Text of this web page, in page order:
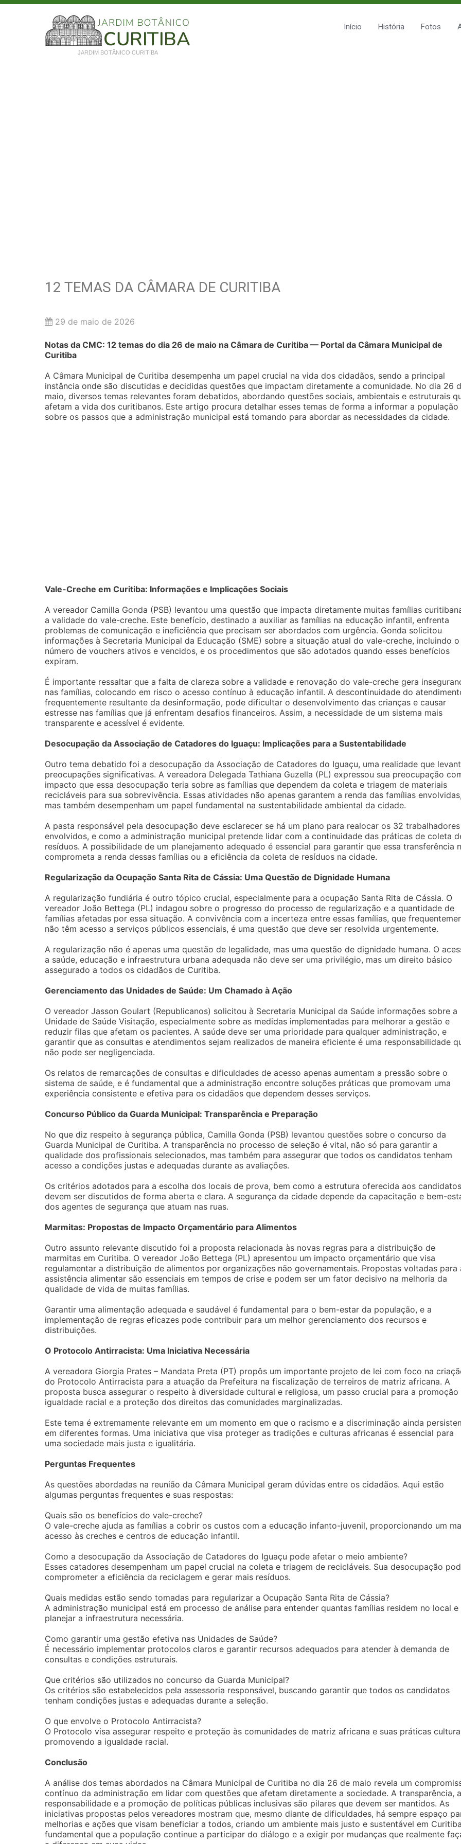
JARDIM BOTÂNICO CURITIBA
Início História Fotos
12 TEMAS DA CÂMARA DE CURITIBA
29 de maio de 2026
Notas da CMC: 12 temas do dia 26 de maio na Câmara de Curitiba — Portal da Câmara Municipal de
Curitiba
A Câmara Municipal de Curitiba desempenha um papel crucial na vida dos cidadãos, sendo a principal
instância onde são discutidas e decididas questões que impactam diretamente a comunidade. No dia 26
maio, diversos temas relevantes foram debatidos, abordando questões sociais, ambientais e estruturais
afetam a vida dos curitibanos. Este artigo procura detalhar esses temas de forma a informar a população
sobre os passos que a administração municipal está tomando para abordar as necessidades da cidade.
Vale-Creche em Curitiba: Informações e Implicações Sociais
A vereador Camilla Gonda (PSB) levantou uma questão que impacta diretamente muitas famílias
a validade do vale-creche. Este benefício, destinado a auxiliar as famílias na educação infantil, enfrenta
problemas de comunicação e ineficiência que precisam ser abordados com urgência. Gonda solicitou
informações à Secretaria Municipal da Educação (SME) sobre a situação atual do vale-creche, incluindo o
número de vouchers ativos e vencidos, e os procedimentos que são adotados quando esses benefícios
expiram.
É importante ressaltar que a falta de clareza sobre a validade e renovação do vale-creche gera
nas famílias, colocando em risco o acesso contínuo à educação infantil. A descontinuidade do
frequentemente resultante da desinformação, pode dificultar o desenvolvimento das crianças e causar
estresse nas famílias que já enfrentam desafios financeiros. Assim, a necessidade de um sistema mais
transparente e acessível é evidente.
Desocupação da Associação de Catadores do Iguaçu: Implicações para a Sustentabilidade
Outro tema debatido foi a desocupação da Associação de Catadores do Iguaçu, uma realidade que
preocupações significativas. A vereadora Delegada Tathiana Guzella (PL) expressou sua preocupação
impacto que essa desocupação teria sobre as famílias que dependem da coleta e triagem de materiais
recicláveis para sua sobrevivência. Essas atividades não apenas garantem a renda das famílias envolvidas,
mas também desempenham um papel fundamental na sustentabilidade ambiental da cidade.
A pasta responsável pela desocupação deve esclarecer se há um plano para realocar os 32 trabalhadores
envolvidos, e como a administração municipal pretende lidar com a continuidade das práticas de coleta
resíduos. A possibilidade de um planejamento adequado é essencial para garantir que essa transferência
comprometa a renda dessas famílias ou a eficiência da coleta de resíduos na cidade.
Regularização da Ocupação Santa Rita de Cássia: Uma Questão de Dignidade Humana
A regularização fundiária é outro tópico crucial, especialmente para a ocupação Santa Rita de Cássia. O
vereador João Bettega (PL) indagou sobre o progresso do processo de regularização e a quantidade de
famílias afetadas por essa situação. A convivência com a incerteza entre essas famílias, que
não têm acesso a serviços públicos essenciais, é uma questão que deve ser resolvida urgentemente.
A regularização não é apenas uma questão de legalidade, mas uma questão de dignidade humana. O
a saúde, educação e infraestrutura urbana adequada não deve ser uma privilégio, mas um direito básico
assegurado a todos os cidadãos de Curitiba.
Gerenciamento das Unidades de Saúde: Um Chamado à Ação
O vereador Jasson Goulart (Republicanos) solicitou à Secretaria Municipal da Saúde informações sobre a
Unidade de Saúde Visitação, especialmente sobre as medidas implementadas para melhorar a gestão e
reduzir filas que afetam os pacientes. A saúde deve ser uma prioridade para qualquer administração, e
garantir que as consultas e atendimentos sejam realizados de maneira eficiente é uma responsabilidade
não pode ser negligenciada.
Os relatos de remarcações de consultas e dificuldades de acesso apenas aumentam a pressão sobre o
sistema de saúde, e é fundamental que a administração encontre soluções práticas que promovam uma
experiência consistente e efetiva para os cidadãos que dependem desses serviços.
Concurso Público da Guarda Municipal: Transparência e Preparação
No que diz respeito à segurança pública, Camilla Gonda (PSB) levantou questões sobre o concurso da
Guarda Municipal de Curitiba. A transparência no processo de seleção é vital, não só para garantir a
qualidade dos profissionais selecionados, mas também para assegurar que todos os candidatos tenham
acesso a condições justas e adequadas durante as avaliações.
Os critérios adotados para a escolha dos locais de prova, bem como a estrutura oferecida aos
devem ser discutidos de forma aberta e clara. A segurança da cidade depende da capacitação e bem-
dos agentes de segurança que atuam nas ruas.
Marmitas: Propostas de Impacto Orçamentário para Alimentos
Outro assunto relevante discutido foi a proposta relacionada às novas regras para a distribuição de
marmitas em Curitiba. O vereador João Bettega (PL) apresentou um impacto orçamentário que visa
regulamentar a distribuição de alimentos por organizações não governamentais. Propostas voltadas para
assistência alimentar são essenciais em tempos de crise e podem ser um fator decisivo na melhoria da
qualidade de vida de muitas famílias.
Garantir uma alimentação adequada e saudável é fundamental para o bem-estar da população, e a
implementação de regras eficazes pode contribuir para um melhor gerenciamento dos recursos e
distribuições.
O Protocolo Antirracista: Uma Iniciativa Necessária
A vereadora Giorgia Prates – Mandata Preta (PT) propôs um importante projeto de lei com foco na
do Protocolo Antirracista para a atuação da Prefeitura na fiscalização de terreiros de matriz africana. A
proposta busca assegurar o respeito à diversidade cultural e religiosa, um passo crucial para a promoção
igualdade racial e a proteção dos direitos das comunidades marginalizadas.
Este tema é extremamente relevante em um momento em que o racismo e a discriminação ainda
em diferentes formas. Uma iniciativa que visa proteger as tradições e culturas africanas é essencial para
uma sociedade mais justa e igualitária.
Perguntas Frequentes
As questões abordadas na reunião da Câmara Municipal geram dúvidas entre os cidadãos. Aqui estão
algumas perguntas frequentes e suas respostas:
Quais são os benefícios do vale-creche?
O vale-creche ajuda as famílias a cobrir os custos com a educação infanto-juvenil, proporcionando um
acesso às creches e centros de educação infantil.
Como a desocupação da Associação de Catadores do Iguaçu pode afetar o meio ambiente?
Esses catadores desempenham um papel crucial na coleta e triagem de recicláveis. Sua desocupação
comprometer a eficiência da reciclagem e gerar mais resíduos.
Quais medidas estão sendo tomadas para regularizar a Ocupação Santa Rita de Cássia?
A administração municipal está em processo de análise para entender quantas famílias residem no local e
planejar a infraestrutura necessária.
Como garantir uma gestão efetiva nas Unidades de Saúde?
É necessário implementar protocolos claros e garantir recursos adequados para atender à demanda de
consultas e condições estruturais.
Que critérios são utilizados no concurso da Guarda Municipal?
Os critérios são estabelecidos pela assessoria responsável, buscando garantir que todos os candidatos
tenham condições justas e adequadas durante a seleção.
O que envolve o Protocolo Antirracista?
O Protocolo visa assegurar respeito e proteção às comunidades de matriz africana e suas práticas
promovendo a igualdade racial.
Conclusão
A análise dos temas abordados na Câmara Municipal de Curitiba no dia 26 de maio revela um
contínuo da administração em lidar com questões que afetam diretamente a sociedade. A transparência, a
responsabilidade e a promoção de políticas públicas inclusivas são pilares que devem ser mantidos. As
iniciativas propostas pelos vereadores mostram que, mesmo diante de dificuldades, há sempre espaço
melhorias e ações que visam beneficiar a todos, criando um ambiente mais justo e sustentável em
fundamental que a população continue a participar do diálogo e a exigir por mudanças que realmente